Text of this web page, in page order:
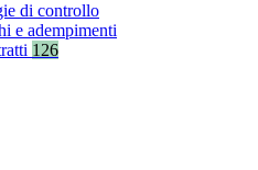
di controllo
e adempimenti
126